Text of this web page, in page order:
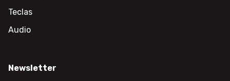
Teclas
Audio
Newsletter